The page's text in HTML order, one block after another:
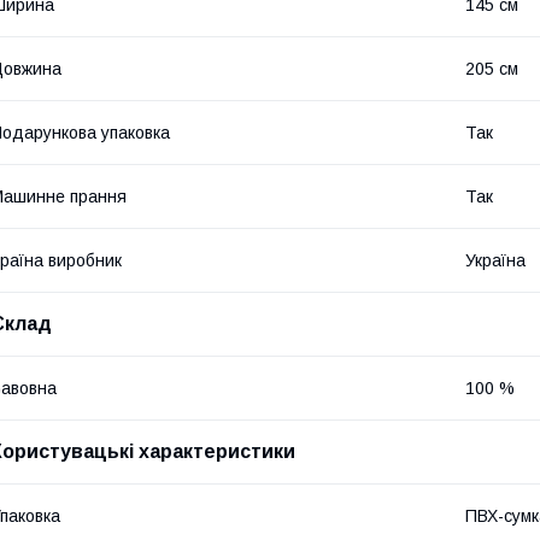
145 см
205 см
упаковка Так
прання Так
виробник Україна
100 %
характеристики
ПВХ-